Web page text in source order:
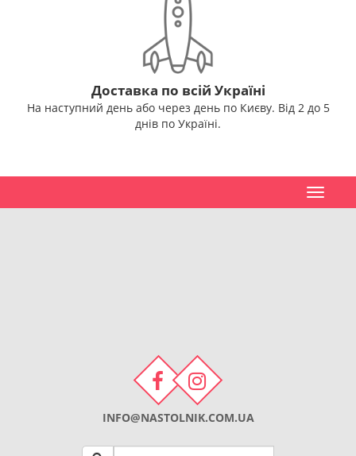
Доставка по всій Україні
На наступний день або через день по Києву. Від 2 до 5
днів по Україні.
Toggle
INFO@NASTOLNIK.COM.UA